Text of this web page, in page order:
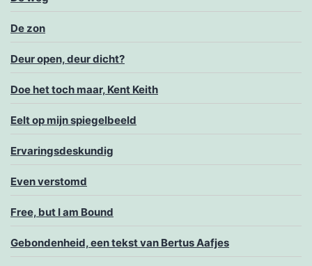
De zon
Deur open, deur dicht?
Doe het toch maar, Kent Keith
Eelt op mijn spiegelbeeld
Ervaringsdeskundig
Even verstomd
Free, but I am Bound
Gebondenheid, een tekst van Bertus Aafjes